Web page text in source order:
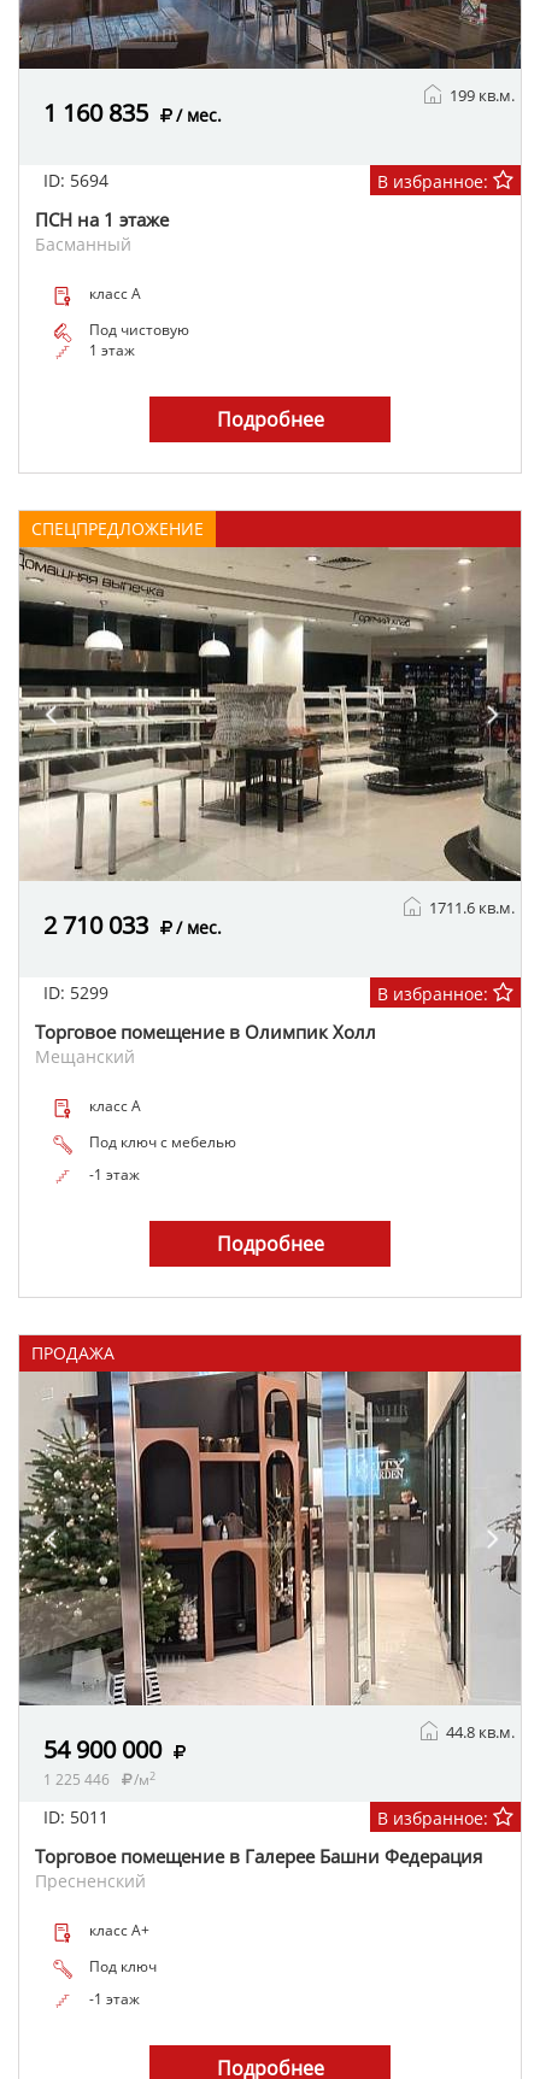
1 160 835 / мес.
199 кв.м.
ПСН на 1 этаже
Басманный
ID: 5694 В избранное:
класс A
Под чистовую
1 этаж
Подробнее
АРЕНДА
СПЕЦПРЕДЛОЖЕНИЕ
2 710 033 / мес.
1711.6 кв.м.
Торговое помещение в Олимпик Холл
Мещанский
ID: 5299 В избранное:
класс A
Под ключ с мебелью
-1 этаж
Подробнее
ПРОДАЖА
54 900 000
1 225 446 /м2
44.8 кв.м.
Торговое помещение в Галерее Башни Федерация
Пресненский
ID: 5011 В избранное:
класс A+
Под ключ
-1 этаж
Подробнее